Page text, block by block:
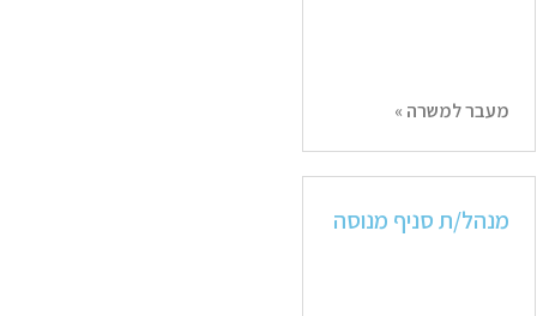
מעבר למשרה »
מנהל/ת סניף מנוסה